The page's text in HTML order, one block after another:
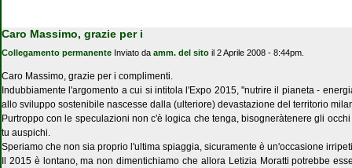
Caro Massimo, grazie per i
Collegamento permanente Inviato da amm. del sito il 2 Aprile 2008 - 8:44pm.
Caro Massimo, grazie per i complimenti.
Indubbiamente l'argomento a cui si intitola l'Expo 2015, "nutrire il pianeta -
allo sviluppo sostenibile nascesse dalla (ulteriore) devastazione del territorio
Purtroppo con le speculazioni non c'è logica che tenga, bisogneràtenere gli
tu auspichi.
Speriamo che non sia proprio l'ultima spiaggia, sicuramente è un'occasione
Il 2015 è lontano, ma non dimentichiamo che allora Letizia Moratti potrebbe